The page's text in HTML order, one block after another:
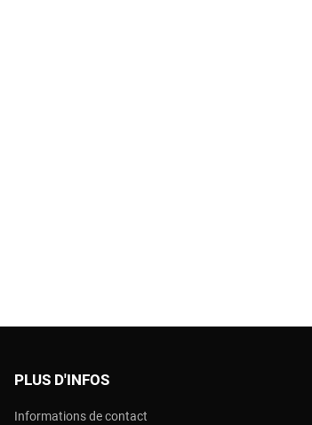
PLUS D'INFOS
Informations de contact